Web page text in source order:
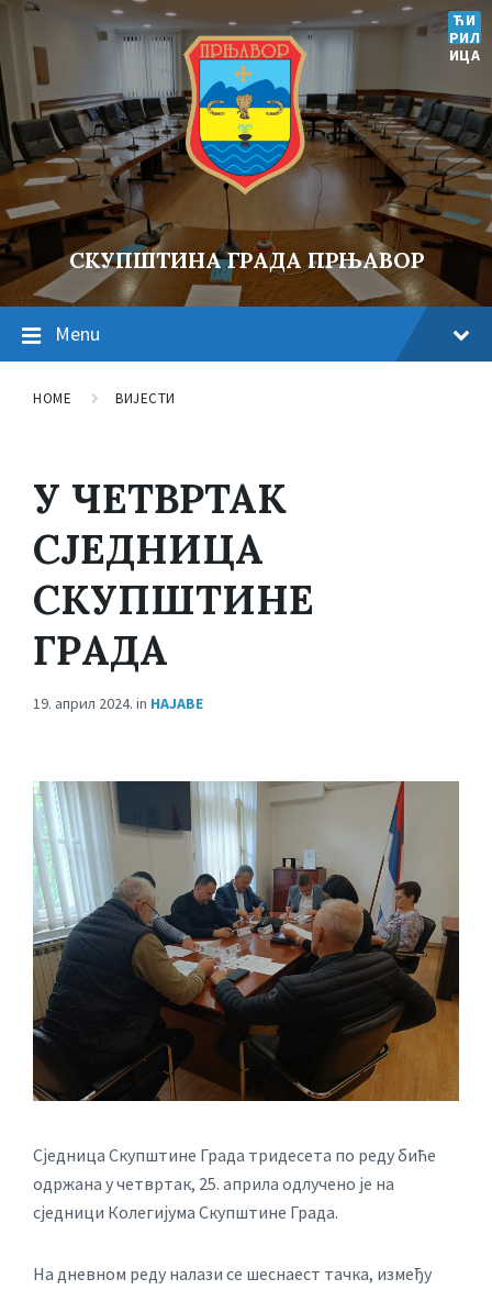
ЋИ
РИЛ
ИЦА
СКУПШТИНА ГРАДА ПРЊАВОР
Menu
HOME ВИЈЕСТИ
У ЧЕТВРТАК
СЈЕДНИЦА
СКУПШТИНЕ
ГРАДА
19. април 2024. in НАЈАВЕ
Сједница Скупштине Града тридесета по реду биће
одржана у четвртак, 25. априла одлучено је на
сједници Колегијума Скупштине Града.
На дневном реду налази се шеснаест тачка, између